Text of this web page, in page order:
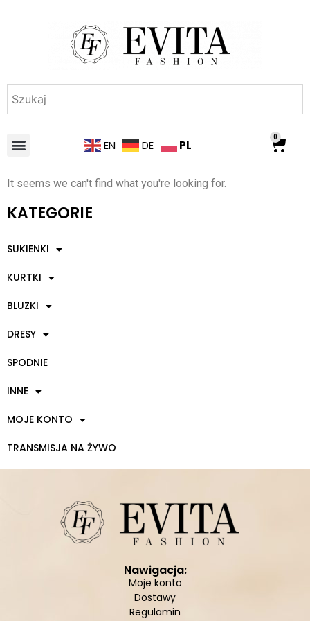
EN DE PL
0
KATEGORIE
SUKIENKI
KURTKI
BLUZKI
DRESY
SPODNIE
INNE
MOJE KONTO
TRANSMISJA NA ŻYWO
It seems we can't find what you're looking for.
Nawigacja:
Moje konto
Dostawy
Regulamin